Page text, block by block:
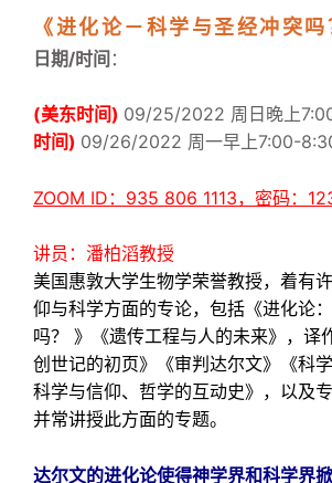
《进化论－科学与圣经冲突
日期/时间 ：
(美东时间) 09/25/2022 周日 晚上7:
时间) 09/26/2022 周一早上7:00-
ZOOM ID：935 806 1113，密码：
讲员：潘柏滔教授
美国惠敦大学生物学荣誉教授，着有
仰与科学方面的专论，包括《进化论
吗？ 》《遗传工程与人的未来》，译
创世记的初页》《审判达尔文》《科学
科学与信仰、哲学的互动史》，以及专
并常讲授此方面的专题。
达尔文的进化论使得神学界和科学界